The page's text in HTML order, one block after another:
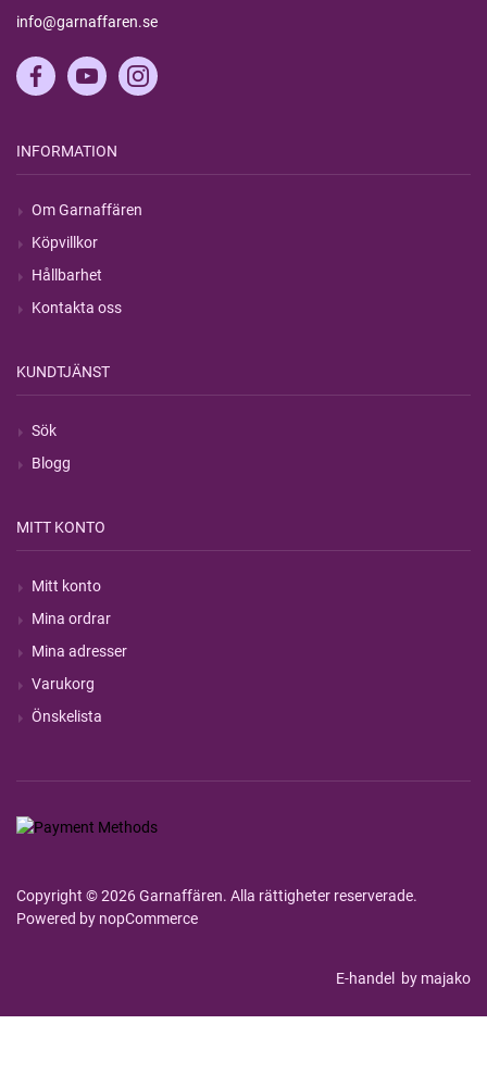
info@garnaffaren.se
INFORMATION
Om Garnaffären
Köpvillkor
Hållbarhet
Kontakta oss
KUNDTJÄNST
Sök
Blogg
MITT KONTO
Mitt konto
Mina ordrar
Mina adresser
Varukorg
Önskelista
Copyright © 2026 Garnaffären. Alla rättigheter reserverade.
Powered by nopCommerce
E-handel by majako